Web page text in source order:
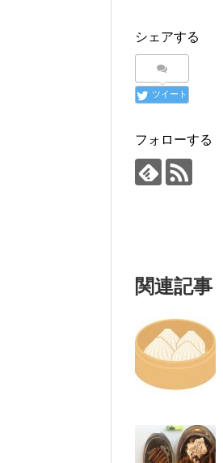
シェアする
ツイート
フォローする
関連記事